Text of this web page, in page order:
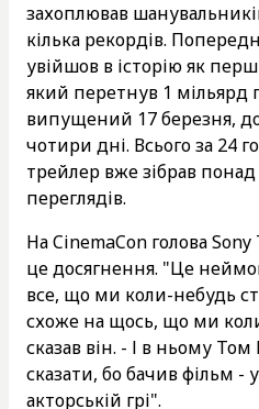
захоплював
кілька рекордів.
увійшов в історію як
який перетнув 1 мільярд
випущений 17 березня,
чотири дні. Всього за 24
трейлер вже зібрав
переглядів.
На CinemaCon голова
це досягнення. "Це
все, що ми коли-небудь
схоже на щось, що ми
сказав він. - І в ньому
сказати, бо бачив фільм -
акторській грі".